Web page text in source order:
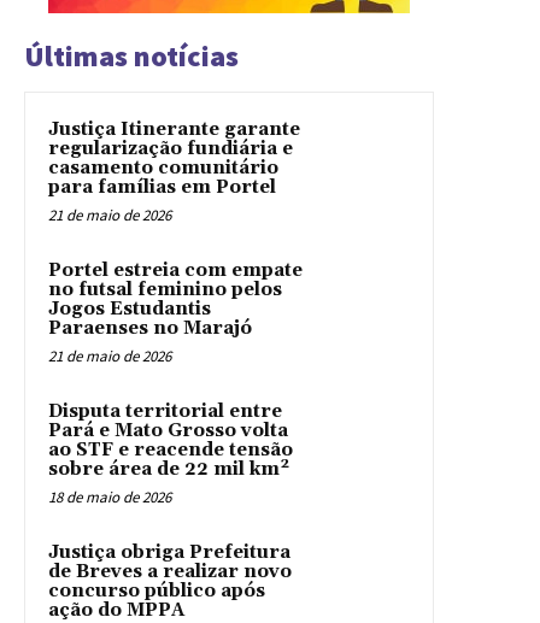
Últimas notícias
Justiça Itinerante garante
regularização fundiária e
casamento comunitário
para famílias em Portel
21 de maio de 2026
Portel estreia com empate
no futsal feminino pelos
Jogos Estudantis
Paraenses no Marajó
21 de maio de 2026
Disputa territorial entre
Pará e Mato Grosso volta
ao STF e reacende tensão
sobre área de 22 mil km²
18 de maio de 2026
Justiça obriga Prefeitura
de Breves a realizar novo
concurso público após
ação do MPPA